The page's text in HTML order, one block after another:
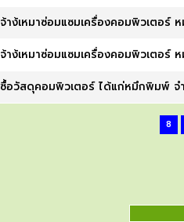
จ้าง้เหมาซ่อมแซมเครื่องคอมพิวเตอร์
จ้าง้เหมาซ่อมแซมเครื่องคอมพิวเตอร์
ซื้อวัสดุคอมพิวเตอร์ ได้แก่หมึกพิมพ์ จ
8